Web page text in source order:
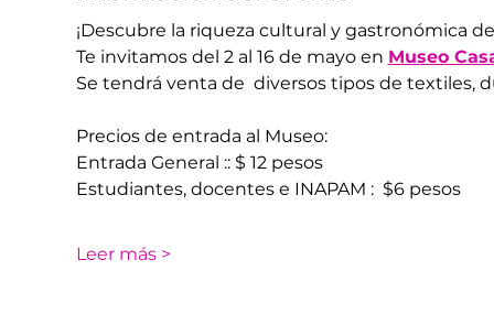
¡Descubre la riqueza cultural y gastronómica
Te invitamos del 2 al 16 de mayo en Museo
Se tendrá venta de  diversos tipos de textiles,
Precios de entrada al Museo:
Entrada General :: $ 12 pesos
Estudiantes, docentes e INAPAM :  $6 pesos
Leer más >